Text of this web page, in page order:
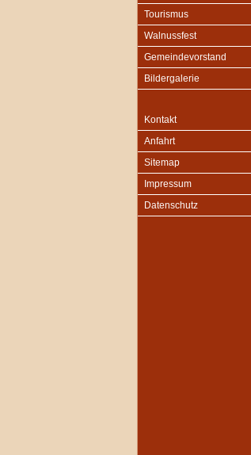
Tourismus
Walnussfest
Gemeindevorstand
Bildergalerie
Kontakt
Anfahrt
Sitemap
Impressum
Datenschutz